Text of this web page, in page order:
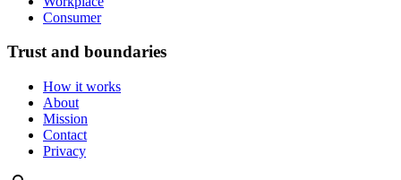
Consumer
Trust and boundaries
How it works
About
Mission
Contact
Privacy